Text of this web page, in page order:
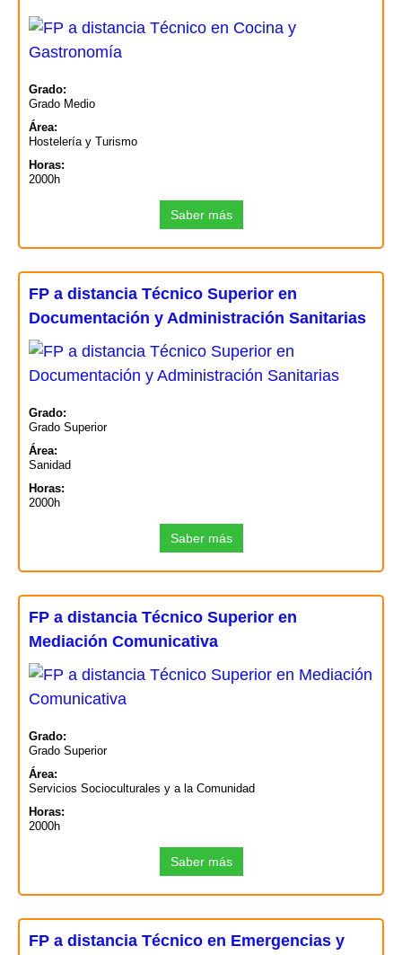
Grado:
Grado Medio
Área:
Hostelería y Turismo
Horas:
2000h
Saber más
FP a distancia Técnico Superior en
Documentación y Administración Sanitarias
Grado:
Grado Superior
Área:
Sanidad
Horas:
2000h
Saber más
FP a distancia Técnico Superior en
Mediación Comunicativa
Grado:
Grado Superior
Área:
Servicios Socioculturales y a la Comunidad
Horas:
2000h
Saber más
FP a distancia Técnico en Emergencias y